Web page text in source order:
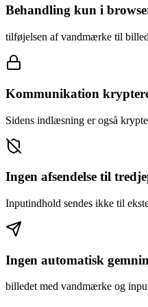
Behandling kun i
tilføjelsen af vandmærke til
Kommunikation
Sidens indlæsning er også
Ingen afsendelse til
Inputindhold sendes ikke til
Ingen automatisk
billedet med vandmærke og